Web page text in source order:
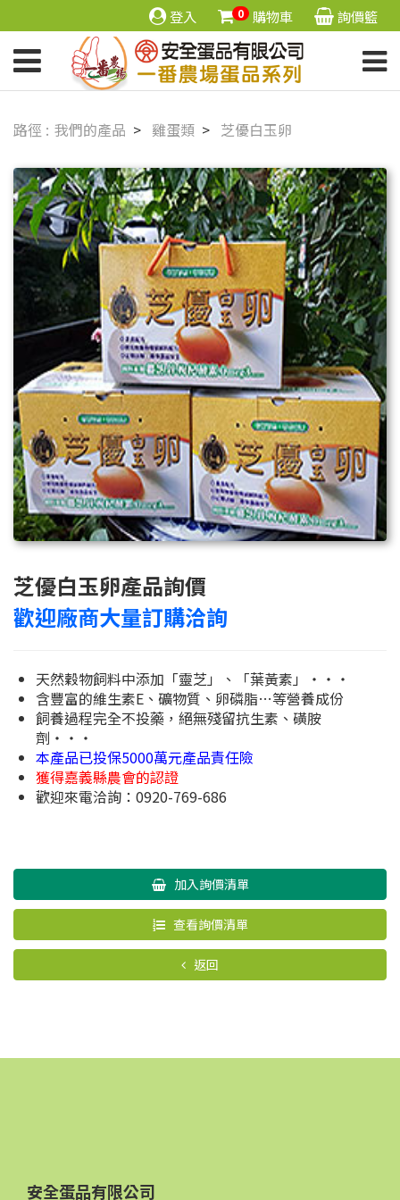
登入 0 購物車 詢價籃
我們的產品 雞蛋類 芝優白玉卵
芝優白玉卵產品詢價
歡迎廠商大量訂購洽詢
天然穀物飼料中添加「靈芝」、「葉黃素」‧‧‧
含豐富的維生素E、礦物質、卵磷脂…等營養成份
飼養過程完全不投藥，絕無殘留抗生素、磺胺
劑‧‧‧
本產品已投保5000萬元產品責任險
獲得嘉義縣農會的認證
歡迎來電洽詢：0920-769-686
加入詢價清單
查看詢價清單
返回
安全蛋品有限公司